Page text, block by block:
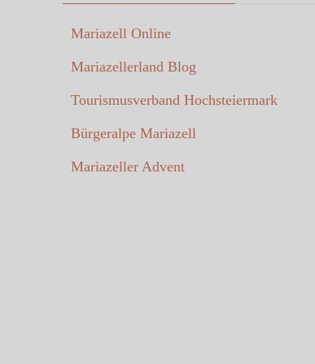
Mariazell Online
Mariazellerland Blog
Tourismusverband Hochsteiermark
Bürgeralpe Mariazell
Mariazeller Advent